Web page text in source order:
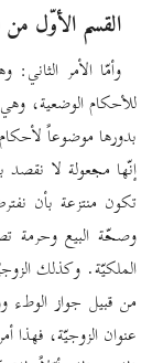
القسم الأوّل من
وأمّا الأمر
للأحكام الوضعية،
بدورها موضوعاً
إنّها مجعولة لا
تكون منتزعة بأن
وصحّة البيع وحرمة
الملكيّة. وكذلك
من قبيل جواز الوطء
عنوان الزوجيّة،